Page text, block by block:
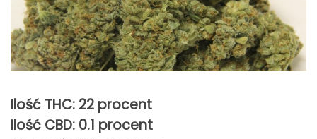
Ilość THC: 22 procent
Ilość CBD: 0.1 procent